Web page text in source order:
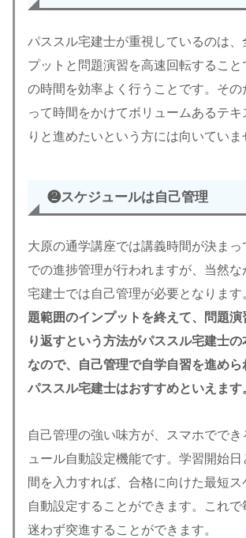
パススル宅建士が重視しているのは、
プットと問題演習を高速回転すること
の時間を効率よく行うことです。その
って時間をかけてボリュームあるテキ
りと進めたいという方には向いていま
❷スケジュールは自己管理
大原の通学講座では講義時間が決まっ
での進捗管理が行われますが、当然
宅建士では自己管理が必要となります
題範囲のインプットを終えて、問題
り返すという方法がパススル宅建士
なので、自己管理で自学自習を進めら
パススル宅建士はおすすめといえます
自己管理の強い味方が、スマホででき
ュール自動設定機能です。学習開始
間を入力すれば、合格に向けた最短ス
自動設定することができます。これで
迷わず突進することができます。